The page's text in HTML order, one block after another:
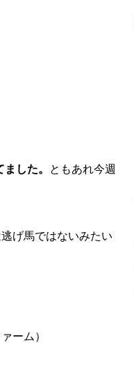
した。 ともあれ今週
げ馬ではないみたい
ーム）